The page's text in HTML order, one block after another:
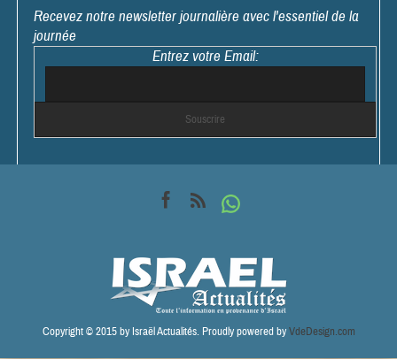
Recevez notre newsletter journalière avec l'essentiel de la
journée
Entrez votre Email:
Copyright © 2015 by Israël Actualités. Proudly powered byVdeDesign.com